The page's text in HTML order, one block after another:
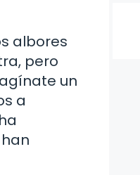
albores
pero
un
a